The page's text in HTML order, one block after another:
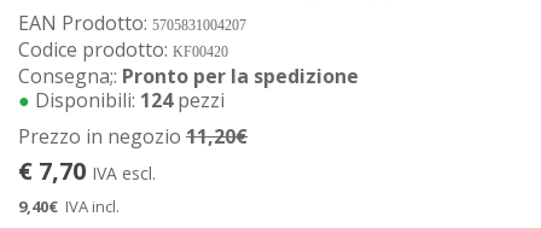
EAN Prodotto: 5705831004207
Codice prodotto: KF00420
Consegna;: Pronto per la spedizione
● Disponibili: 124pezzi
Prezzo in negozio 11,20€
€ 7,70 IVA escl.
9,40€ IVA incl.